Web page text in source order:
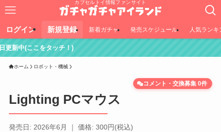
カプセルトイ情報ファンサイト
ログイン 新規登録 新着ガチャ 発売スケジュール 人気ランキ
ッチ！)
ホーム ロボット・機械
Lighting PCマウス
コメント・交換募集 0件
発売日: 2026年6月 ｜ 価格: 300円(税込)